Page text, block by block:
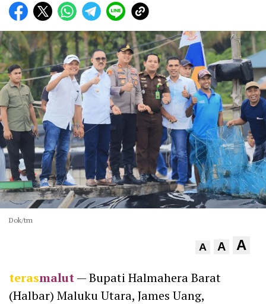
Dok/tm
A A A
terasmalut— Bupati Halmahera Barat
(Halbar) Maluku Utara, James Uang,